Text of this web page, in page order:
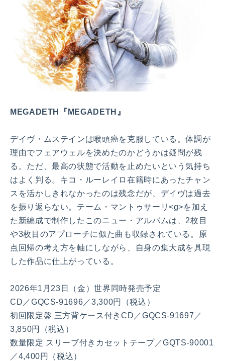
MEGADETH『MEGADETH』
デイヴ・ムステインは喉頭癌を克服している。体調が
理由でフェアウェルを決めたのかどうかは疑問が残
る。ただ、最高の状態で活動を止めたいという気持ち
はよく判る。キコ・ルーレイロ在籍時にあったチャン
スを活かしきれなかったのは残念だが、デイヴは過去
を振り返らない。テーム・マントゥサーリ<g>を加え
た新編成で制作したこのニュー・アルバムは、2枚目
や3枚目のアプローチに似た曲も収録されている。原
点回帰の考え方を軸にしながら、自身の集大成を具現
した作品に仕上がっている 。
2026年1月23日（金）世界同時発売予定
CD／GQCS-91696／3,300円（税込）
初回限定盤 三方背ケース付きCD／GQCS-91697／
3,850円（税込）
数量限定 スリーブ付きカセットテープ／GQTS-90001
／4,400円（税込）